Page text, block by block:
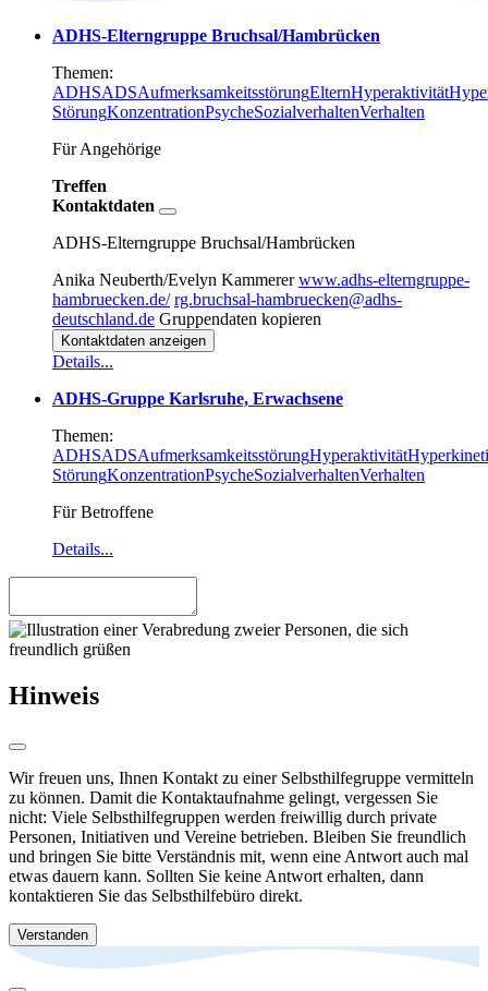
ADHS-Elterngruppe Bruchsal/Hambrücken
Themen:
ADHSADSAufmerksamkeitsstörungElternHyperaktivität
StörungKonzentrationPsycheSozialverhaltenVerhalten
Für Angehörige
Treffen
Kontaktdaten
ADHS-Elterngruppe Bruchsal/Hambrücken
Anika Neuberth/Evelyn Kammerer www.adhs-elterngruppe-
hambruecken.de/ rg.bruchsal-hambruecken@adhs-
deutschland.de Gruppendaten kopieren
Kontaktdaten anzeigen
Details...
ADHS-Gruppe Karlsruhe, Erwachsene
Themen:
ADHSADSAufmerksamkeitsstörungHyperaktivität
StörungKonzentrationPsycheSozialverhaltenVerhalten
Für Betroffene
Details...
Hinweis
Wir freuen uns, Ihnen Kontakt zu einer Selbsthilfegruppe vermitteln
zu können. Damit die Kontaktaufnahme gelingt, vergessen Sie
nicht: Viele Selbsthilfegruppen werden freiwillig durch private
Personen, Initiativen und Vereine betrieben. Bleiben Sie freundlich
und bringen Sie bitte Verständnis mit, wenn eine Antwort auch mal
etwas dauern kann. Sollten Sie keine Antwort erhalten, dann
kontaktieren Sie das Selbsthilfebüro direkt.
Verstanden